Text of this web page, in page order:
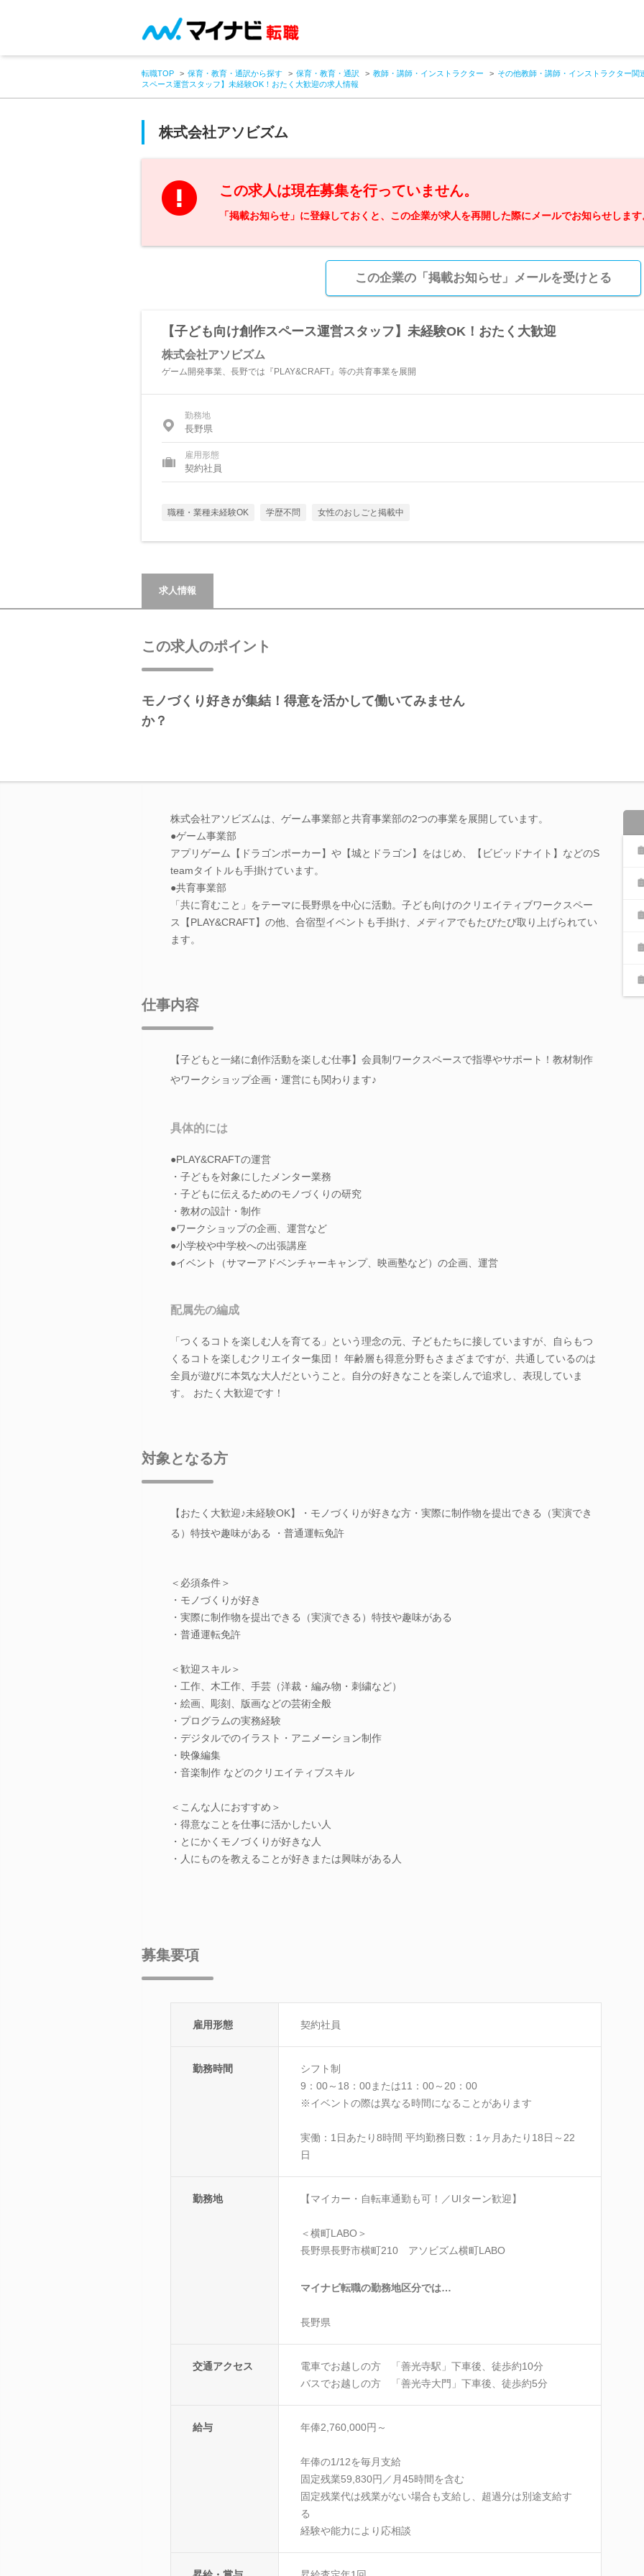
転職TOP 保育・教育・通訳から探す 保育・教育・通訳 教師・講師・インストラクター
その他教師・講師・インストラクター関
スペース運営スタッフ】未経験OK！おたく大歓迎の求人情報
株式会社アソビズム
この求人は現在募集を行っていません。
「掲載お知らせ」に登録しておくと、この企業が求人を再開した際にメールでお知らせします
この企業の「掲載お知らせ」メールを受けとる
【子ども向け創作スペース運営スタッフ】未経験OK！おたく大歓迎
株式会社アソビズム
ゲーム開発事業、長野では『PLAY&CRAFT』等の共育事業を展開
勤務地
長野県
雇用形態
契約社員
職種・業種未経験OK 学歴不問 女性のおしごと掲載中
求人情報
この求人のポイント
モノづくり好きが集結！得意を活かして働いてみません
か？
株式会社アソビズムは、ゲーム事業部と共育事業部の2つの事業を展開しています。
●ゲーム事業部
アプリゲーム【ドラゴンポーカー】や【城とドラゴン】をはじめ、【ビビッドナイト】などのS
teamタイトルも手掛けています。
●共育事業部
「共に育むこと」をテーマに長野県を中心に活動。子ども向けのクリエイティブワークスペー
ス【PLAY&CRAFT】の他、合宿型イベントも手掛け、メディアでもたびたび取り上げられてい
ます。
仕事内容
【子どもと一緒に創作活動を楽しむ仕事】会員制ワークスペースで指導やサポート！教材制作
やワークショップ企画・運営にも関わります♪
具体的には
●PLAY&CRAFTの運営
・子どもを対象にしたメンター業務
・子どもに伝えるためのモノづくりの研究
・教材の設計・制作
●ワークショップの企画、運営など
●小学校や中学校への出張講座
●イベント（サマーアドベンチャーキャンプ、映画塾など）の企画、運営
配属先の編成
「つくるコトを楽しむ人を育てる」という理念の元、子どもたちに接していますが、自らもつ
くるコトを楽しむクリエイター集団！ 年齢層も得意分野もさまざまですが、共通しているのは
全員が遊びに本気な大人だということ。自分の好きなことを楽しんで追求し、表現していま
す。 おたく大歓迎です！
対象となる方
【おたく大歓迎♪未経験OK】・モノづくりが好きな方・実際に制作物を提出できる（実演でき
る）特技や趣味がある ・普通運転免許
＜必須条件＞
・モノづくりが好き
・実際に制作物を提出できる（実演できる）特技や趣味がある
・普通運転免許
＜歓迎スキル＞
・工作、木工作、手芸（洋裁・編み物・刺繍など）
・絵画、彫刻、版画などの芸術全般
・プログラムの実務経験
・デジタルでのイラスト・アニメーション制作
・映像編集
・音楽制作 などのクリエイティブスキル
＜こんな人におすすめ＞
・得意なことを仕事に活かしたい人
・とにかくモノづくりが好きな人
・人にものを教えることが好きまたは興味がある人
募集要項
雇用形態 契約社員
勤務時間
シフト制
9：00～18：00または11：00～20：00
※イベントの際は異なる時間になることがあります
実働：1日あたり8時間 平均勤務日数：1ヶ月あたり18日～22
日
勤務地 【マイカー・自転車通勤も可！／UIターン歓迎】
＜横町LABO＞
長野県長野市横町210 アソビズム横町LABO
マイナビ転職の勤務地区分では…
長野県
交通アクセス
電車でお越しの方 「善光寺駅」下車後、徒歩約10分
バスでお越しの方 「善光寺大門」下車後、徒歩約5分
給与 年俸2,760,000円～
年俸の1/12を毎月支給
固定残業59,830円／月45時間を含む
固定残業代は残業がない場合も支給し、超過分は別途支給す
る
経験や能力により応相談